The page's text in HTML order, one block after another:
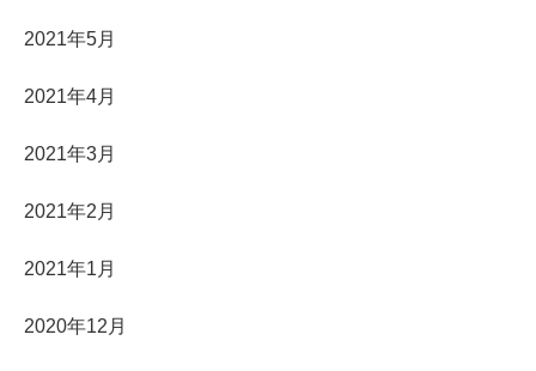
2021年5月
2021年4月
2021年3月
2021年2月
2021年1月
2020年12月